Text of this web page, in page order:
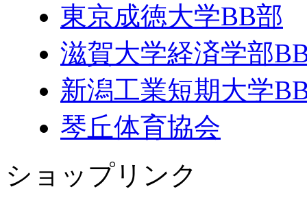
東京成徳大学BB部
滋賀大学経済学部
新潟工業短期大学
琴丘体育協会
ショップリンク